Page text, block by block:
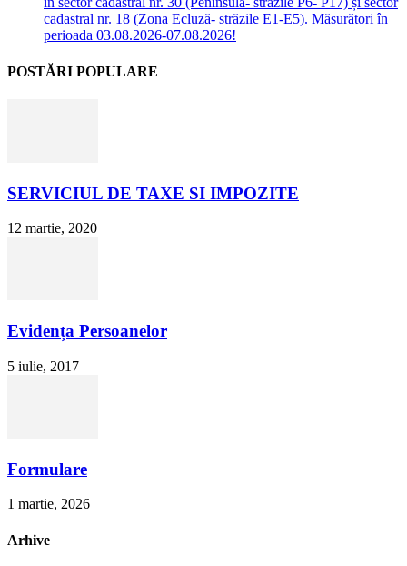
cadastral nr. 18 (Zona Ecluză- străzile E1-E5). Măsurători în
perioada 03.08.2026-07.08.2026!
POSTĂRI POPULARE
SERVICIUL DE TAXE SI IMPOZITE
12 martie, 2020
Evidența Persoanelor
5 iulie, 2017
Formulare
1 martie, 2026
Arhive